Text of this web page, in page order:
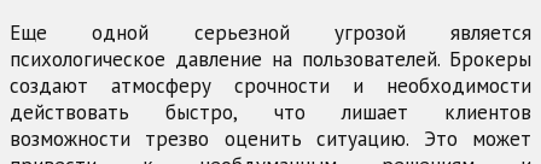
Еще одной серьезной угрозой является
психологическое давление на пользователей. Брокеры
создают атмосферу срочности и необходимости
действовать быстро, что лишает клиентов
возможности трезво оценить ситуацию. Это может